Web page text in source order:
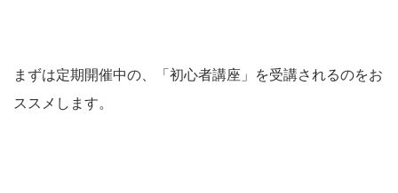
まずは定期開催中の、「初心者講座」を受講されるのをお
ススメします。